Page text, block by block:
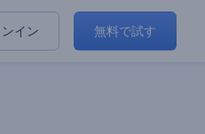
イン 無料で試す